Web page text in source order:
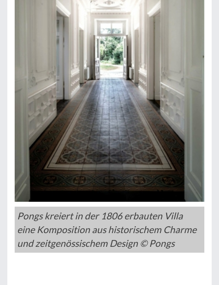
Pongs kreiert in der 1806 erbauten Villa
eine Komposition aus historischem Charme
und zeitgenössischem Design © Pongs